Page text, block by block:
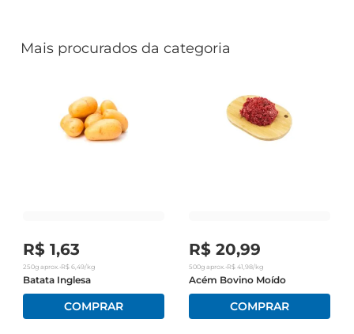
Mais procurados da categoria
R$ 1,63
250g aprox. •R$ 6,49/kg
Batata Inglesa
R$ 20,99
500gaprox. •R$ 41,98/kg
Acém Bovino Moído